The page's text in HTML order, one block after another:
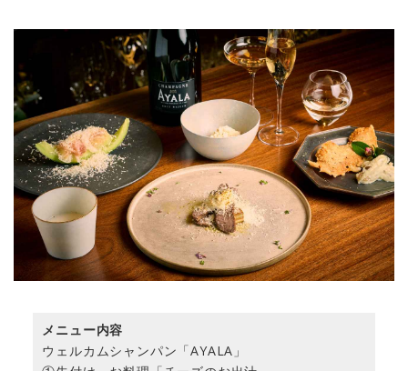
メニュー内容
ウェルカムシャンパン「AYALA」